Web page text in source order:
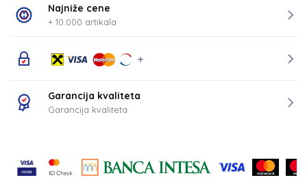
Najniže cene
+ 10.000 artikala
Garancija kvaliteta
Garancija kvaliteta